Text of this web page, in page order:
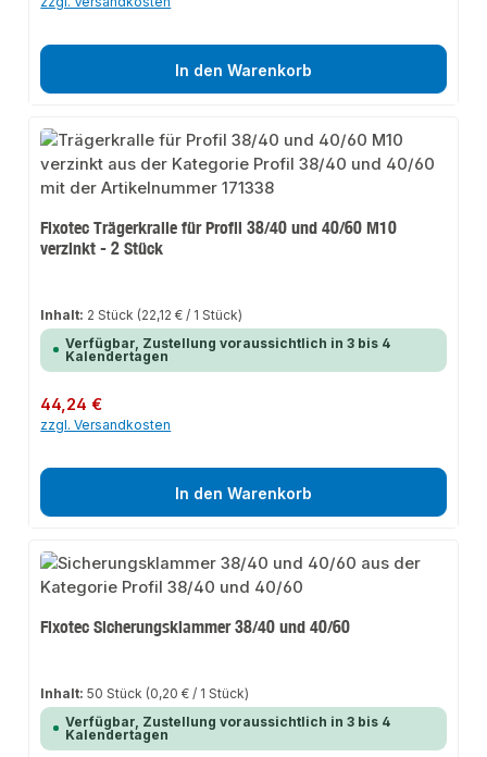
In den Warenkorb
Fixotec Trägerkralle für Profil 38/40 und 40/60 M10
verzinkt - 2 Stück
Inhalt: 2 Stück (22,12 € / 1 Stück)
Verfügbar, Zustellung voraussichtlich in 3 bis 4
Kalendertagen
Regulärer Preis:
44,24 €
zzgl. Versandkosten
In den Warenkorb
Fixotec Sicherungsklammer 38/40 und 40/60
Inhalt:50 Stück (0,20 € / 1 Stück)
Verfügbar, Zustellung voraussichtlich in 3 bis 4
Kalendertagen